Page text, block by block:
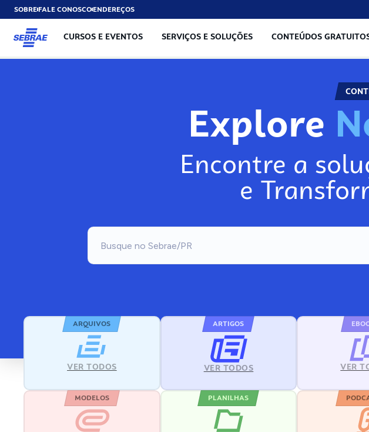
SOBREFALE CONOSCOENDEREÇOS
CURSOS E EVENTOS SERVIÇOS E SOLUÇÕES CONTEÚDOS
Explore N
Encontre a
e
ARQUIVOS
VER TODOS
ARTIGOS
VER TODOS VER
MODELOS PLANILHAS